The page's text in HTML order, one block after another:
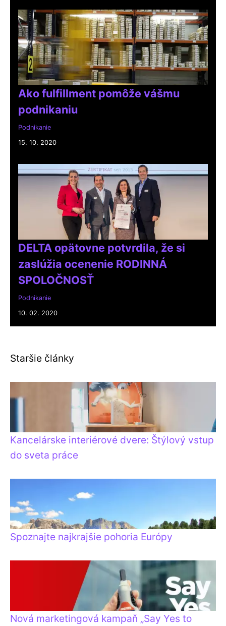
Ako fulfillment pomôže vášmu
podnikaniu
Podnikanie
15. 10. 2020
DELTA opätovne potvrdila, že si
zaslúžia ocenenie RODINNÁ
SPOLOČNOSŤ
Podnikanie
10. 02. 2020
Staršie články
Kancelárske interiérové dvere: Štýlový vstup
do sveta práce
Spoznajte najkrajšie pohoria Európy
Nová marketingová kampaň „Say Yes to